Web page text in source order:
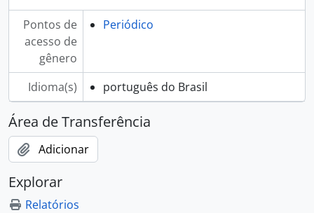
Pontos de
acesso de
gênero
Periódico
Idioma(s) português do Brasil
Área de Transferência
Adicionar
Explorar
Relatórios